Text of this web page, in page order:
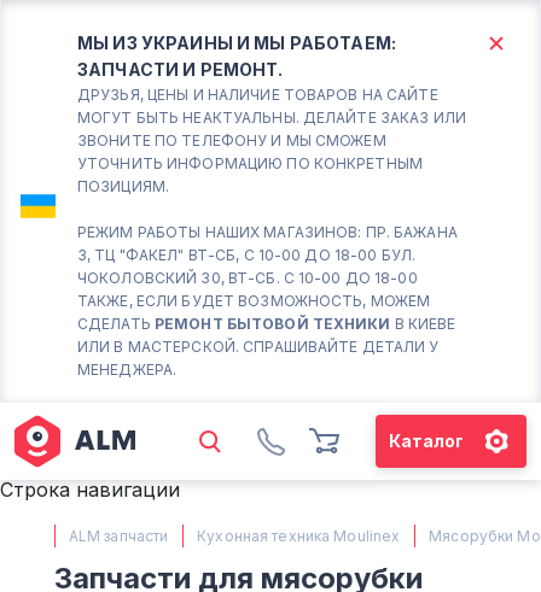
МЫ ИЗ УКРАИНЫ И МЫ РАБОТАЕМ:
ЗАПЧАСТИ И РЕМОНТ.
ДРУЗЬЯ, ЦЕНЫ И НАЛИЧИЕ ТОВАРОВ НА САЙТЕ
МОГУТ БЫТЬ НЕАКТУАЛЬНЫ. ДЕЛАЙТЕ ЗАКАЗ ИЛИ
ЗВОНИТЕ ПО ТЕЛЕФОНУ И МЫ СМОЖЕМ
УТОЧНИТЬ ИНФОРМАЦИЮ ПО КОНКРЕТНЫМ
ПОЗИЦИЯМ.
РЕЖИМ РАБОТЫ НАШИХ МАГАЗИНОВ: ПР. БАЖАНА
3, ТЦ "ФАКЕЛ" ВТ-СБ, С 10-00 ДО 18-00 БУЛ.
ЧОКОЛОВСКИЙ 30, ВТ-СБ. С 10-00 ДО 18-00
ТАКЖЕ, ЕСЛИ БУДЕТ ВОЗМОЖНОСТЬ, МОЖЕМ
СДЕЛАТЬ РЕМОНТ БЫТОВОЙ ТЕХНИКИ В КИЕВЕ
ИЛИ В МАСТЕРСКОЙ. СПРАШИВАЙТЕ ДЕТАЛИ У
МЕНЕДЖЕРА.
Каталог
КИЕВ БОРИСПОЛЬ
Вт.- Сб.
10:00 - 18:00
Соломенский район - ВТ-
СБ. с 10-00 до 18-00
(098) 672 76 42
(063) 722 37 14
М. ХАРЬКОВСКАЯ - ВТ-СБ, С
10-00 ДО 18-00
(063) 527 27 00
(044) 332 76 42
Строка навигации
ALM запчасти Кухонная техника Moulinex Мясорубки
Запчасти для мясорубки